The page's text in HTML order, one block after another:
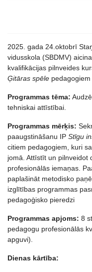
2025. gada 24.oktobrī
vidusskola (SBDMV)
kvalifikācijas pilnveides
Ģitāras spēle pedagogiem
Programmas tēma:
tehniskai attīstībai.
Programmas mērķis:
paaugstināšanu IP Stīgu
citiem pedagogiem, kuri
jomā. Attīstīt un pilnveidot
profesionālās iemaņas.
paplašināt metodisko
izglītības programmas
pedagoģisko pieredzi
Programmas apjoms: 8
pedagogu profesionālās
apguvi).
Dienas kārtība: